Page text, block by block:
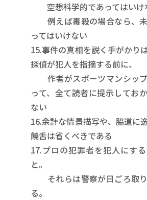
空想科学的であってはいけ
例えば毒殺の場合なら、
ってはいけない
15.事件の真相を説く手がかり
探偵が犯人を指摘する前に、
作者がスポーツマンシップ
って、全て読者に提示してお
ない
16.余計な情景描写や、脇道に
饒舌は省くべきである
17.プロの犯罪者を犯人にす
と。
それらは警察が日ごろ取
る。